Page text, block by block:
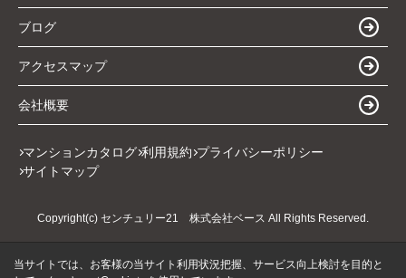
ブログ
アクセスマップ
会社概要
マンションカタログ 利用規約 プライバシーポリシー
サイトマップ
Copyright(c) センチュリー21 株式会社ベース All Rights Reserved.
当サイトでは、お客様の当サイト利用状況把握、サービス向上検討を目的と